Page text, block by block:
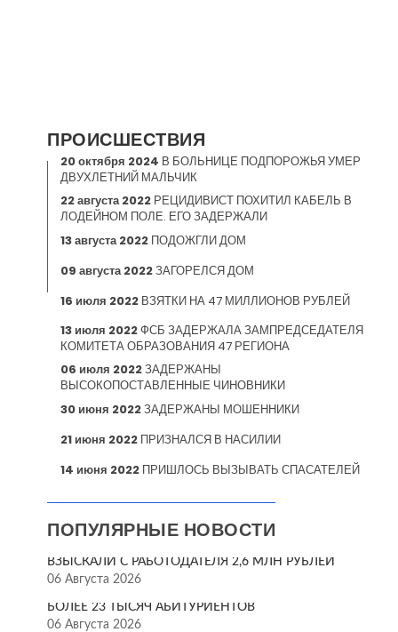
ПРОИСШЕСТВИЯ
20 октября 2024 В БОЛЬНИЦЕ ПОДПОРОЖЬЯ УМЕР
ДВУХЛЕТНИЙ МАЛЬЧИК
22 августа 2022 РЕЦИДИВИСТ ПОХИТИЛ КАБЕЛЬ В
ЛОДЕЙНОМ ПОЛЕ. ЕГО ЗАДЕРЖАЛИ
13 августа 2022 ПОДОЖГЛИ ДОМ
09 августа 2022ЗАГОРЕЛСЯ ДОМ
16 июля 2022 ВЗЯТКИ НА 47 МИЛЛИОНОВ РУБЛЕЙ
13 июля 2022ФСБ ЗАДЕРЖАЛА ЗАМПРЕДСЕДАТЕЛЯ
КОМИТЕТА ОБРАЗОВАНИЯ 47 РЕГИОНА
06 июля 2022ЗАДЕРЖАНЫ
ВЫСОКОПОСТАВЛЕННЫЕ ЧИНОВНИКИ
30 июня 2022ЗАДЕРЖАНЫ МОШЕННИКИ
21 июня 2022 ПРИЗНАЛСЯ В НАСИЛИИ
14 июня 2022 ПРИШЛОСЬ ВЫЗЫВАТЬ СПАСАТЕЛЕЙ
ПОПУЛЯРНЫЕ НОВОСТИ
ВЗЫСКАЛИ С РАБОТОДАТЕЛЯ 2,6 МЛН РУБЛЕЙ
06 Августа 2026
БОЛЕЕ 23 ТЫСЯЧ АБИТУРИЕНТОВ
06 Августа 2026